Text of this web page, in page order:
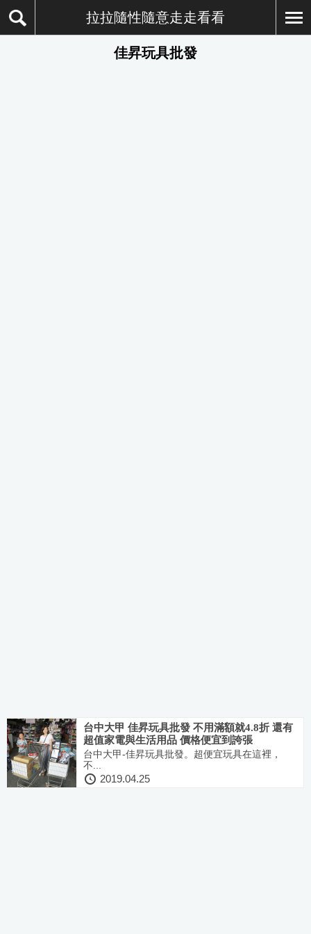
拉拉隨性隨意走走看看
佳昇玩具批發
台中大甲 佳昇玩具批發 不用滿額就4.8折 還有
超值家電與生活用品 價格便宜到誇張
台中大甲-佳昇玩具批發。超便宜玩具在這裡，
不...
2019.04.25